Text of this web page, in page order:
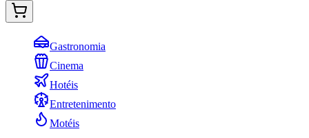
Gastronomia
Cinema
Hotéis
Entretenimento
Motéis